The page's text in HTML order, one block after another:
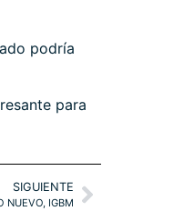
podría
para
SIGUIENTE
NUEVO, IGBM